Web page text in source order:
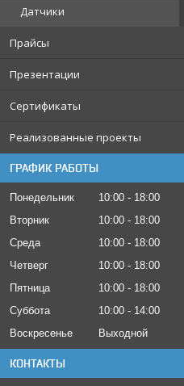
Датчики
Прайсы
Презентации
Сертификаты
Реализованные проекты
ГРАФИК РАБОТЫ
Понедельник 10:00
18:00
Вторник
10:00
18:00
Среда
10:00
18:00
Четверг
10:00
18:00
Пятница
10:00
18:00
Суббота
10:00
14:00
Воскресенье
Выходной
КОНТАКТЫ